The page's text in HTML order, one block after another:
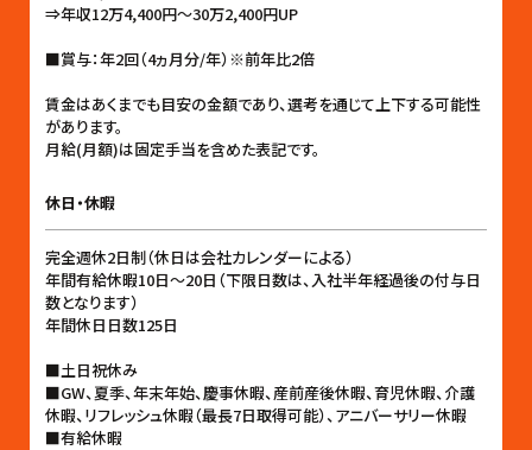
⇒年収12万4,400円〜30万2,400円UP
■賞与：年2回（4ヵ月分/年）※前年比2倍
賃金はあくまでも目安の金額であり、選考を通じて上下する可能性
があります。
月給(月額)は固定手当を含めた表記です。
休日・休暇
完全週休2日制（休日は会社カレンダーによる）
年間有給休暇10日〜20日（下限日数は、入社半年経過後の付与日
数となります）
年間休日日数125日
■土日祝休み
■GW、夏季、年末年始、慶事休暇、産前産後休暇、育児休暇、介護
休暇、リフレッシュ休暇（最長7日取得可能）、アニバーサリー休暇
■有給休暇